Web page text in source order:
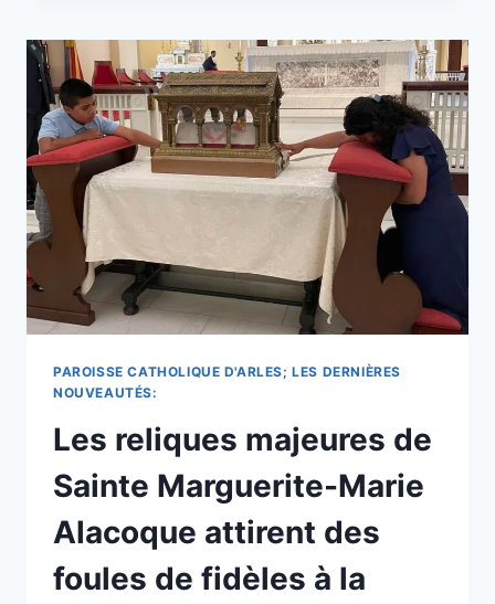
DANS
LE
DIOCÈSE
DE
KALAY,
DUREMENT
TOUCHÉ,
DE
ADRESSER
SES
À
VIERGE
MARIE.
PAROISSE CATHOLIQUE D'ARLES; LES DERNIÈRES
NOUVEAUTÉS:
Les reliques majeures de
Sainte Marguerite-Marie
Alacoque attirent des
foules de fidèles à la